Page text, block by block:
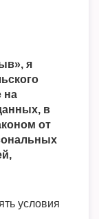
я
на
в
от
условия